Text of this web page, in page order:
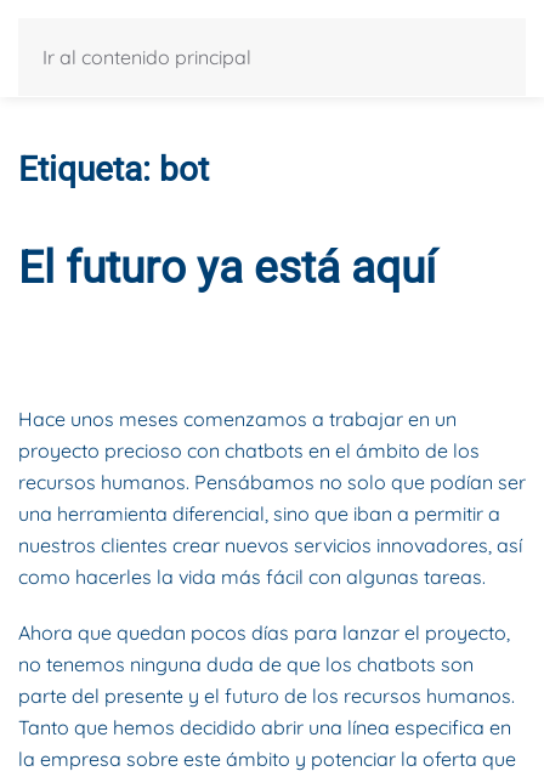
Ir al contenido principal
Etiqueta: bot
El futuro ya está aquí
Hace unos meses comenzamos a trabajar en un
proyecto precioso con chatbots en el ámbito de los
recursos humanos. Pensábamos no solo que podían ser
una herramienta diferencial, sino que iban a permitir a
nuestros clientes crear nuevos servicios innovadores, así
como hacerles la vida más fácil con algunas tareas.
Ahora que quedan pocos días para lanzar el proyecto,
no tenemos ninguna duda de que los chatbots son
parte del presente y el futuro de los recursos humanos.
Tanto que hemos decidido abrir una línea especifica en
la empresa sobre este ámbito y potenciar la oferta que